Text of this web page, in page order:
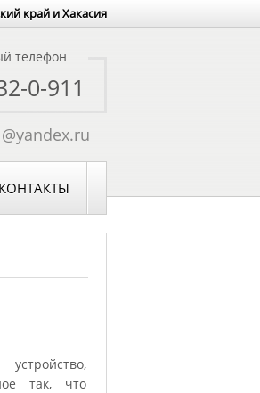
край и Хакасия
телефон
0-911
КОНТАКТЫ
так, что